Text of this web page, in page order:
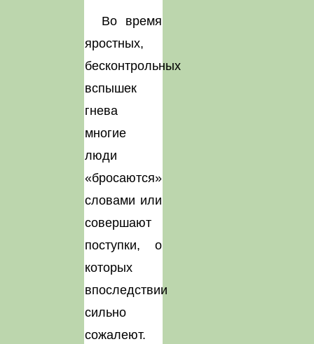
Во время
яростных,
бесконтрольных
вспышек
гнева
многие
люди
«бросаются»
словами или
совершают
поступки, о
которых
впоследствии
сильно
сожалеют.